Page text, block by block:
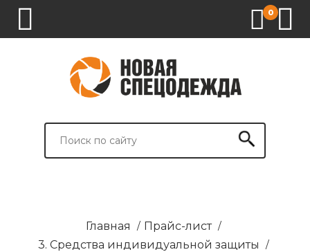
0
СПЕЦОДЕЖДА
СПЕЦОБУВЬ
СРЕДСТВА
ВСПОМОГАТЕЛЬНЫЕ
БРЕНДИРОВАНИЕ
Главная / Прайс-лист /
3. Средства индивидуальной защиты /